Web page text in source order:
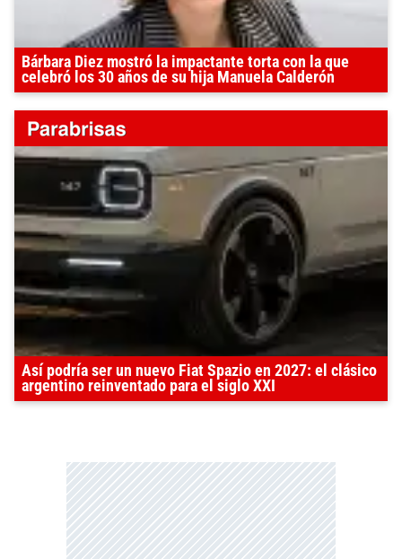
Bárbara Diez mostró la impactante torta con la que
celebró los 30 años de su hija Manuela Calderón
Así podría ser un nuevo Fiat Spazio en 2027: el clásico
argentino reinventado para el siglo XXI